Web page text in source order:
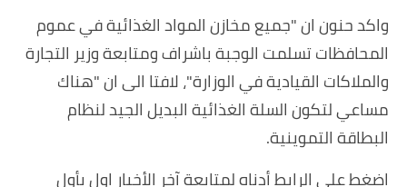
واكد حنون ان "جميع مخازن المواد الغذائية في عموم
المحافظات تسلمت الوجبة باشراف ومتابعة وزير التجارة
والملاكات القيادية في الوزارة"، لافتا الى ان "هناك
مساعي لتكون السلة الغذائية البديل الجيد لنظام
البطاقة التموينية.
اضغط على الرابط أدناه لمتابعة آخر الأخبار اول بأول